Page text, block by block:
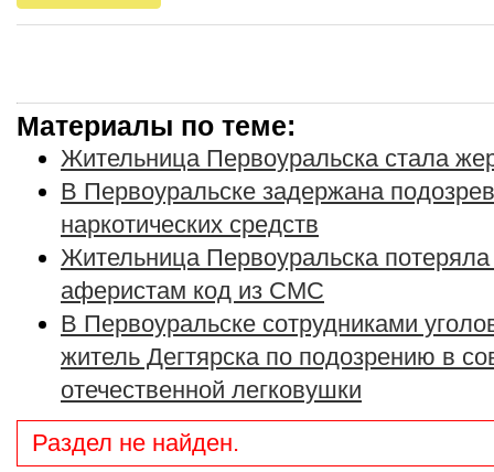
Материалы по теме:
Жительница Первоуральска стала
В Первоуральске задержана
наркотических средств
Жительница Первоуральска
аферистам код из СМС
В Первоуральске сотрудниками
житель Дегтярска по подозрению в
отечественной легковушки
Раздел не найден.